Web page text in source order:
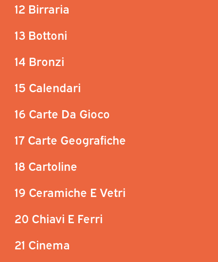
12 Birraria
13 Bottoni
14 Bronzi
15 Calendari
16 Carte Da Gioco
17 Carte Geografiche
18 Cartoline
19 Ceramiche E Vetri
20 Chiavi E Ferri
21 Cinema